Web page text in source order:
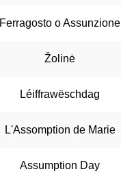
Ferragosto o Assunzione
Žolinė
Léiffrawëschdag
L'Assomption de Marie
Assumption Day